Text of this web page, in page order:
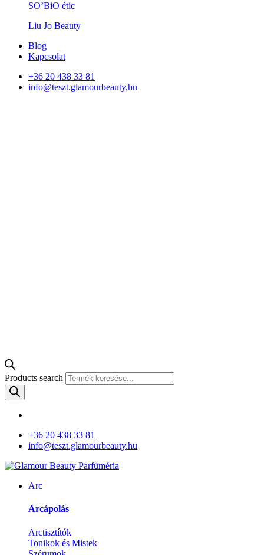
SO’BiO étic
Liu Jo Beauty
Blog
Kapcsolat
+36 20 438 33 81
info@teszt.glamourbeauty.hu
Products search
+36 20 438 33 81
info@teszt.glamourbeauty.hu
Arc
Arcápolás
Arctisztítók
Tonikok és Mistek